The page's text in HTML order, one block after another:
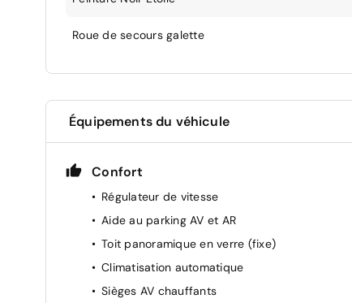
Roue de secours galette
Équipements du véhicule
Confort
Régulateur de vitesse
Aide au parking AV et AR
Toit panoramique en verre (fixe)
Climatisation automatique
Sièges AV chauffants